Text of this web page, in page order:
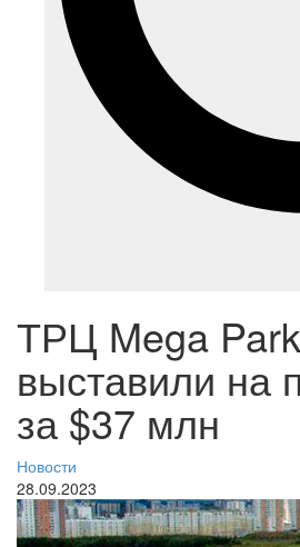
ТРЦ Mega Park
выставили на
за $37 млн
Новости
28.09.2023